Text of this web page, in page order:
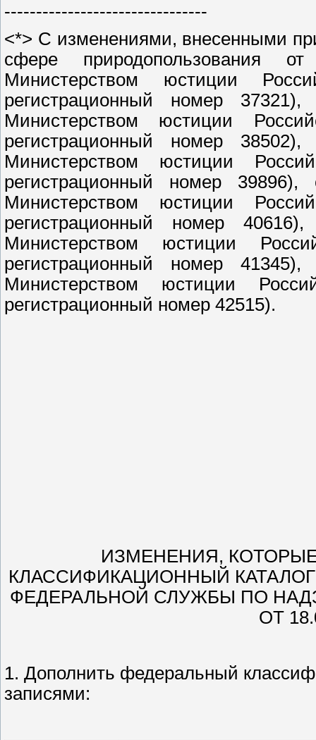
--------------------------------
<*> С изменениями, внесенными
сфере природопользования
Министерством юстиции
регистрационный номер
Министерством юстиции
регистрационный номер
Министерством юстиции
регистрационный номер
Министерством юстиции
регистрационный номер
Министерством юстиции
регистрационный номер
Министерством юстиции
регистрационный номер 42515).
ИЗМЕНЕНИЯ,
КЛАССИФИКАЦИОННЫЙ
ФЕДЕРАЛЬНОЙ СЛУЖБЫ ПО
ОТ
1. Дополнить федеральный
записями: